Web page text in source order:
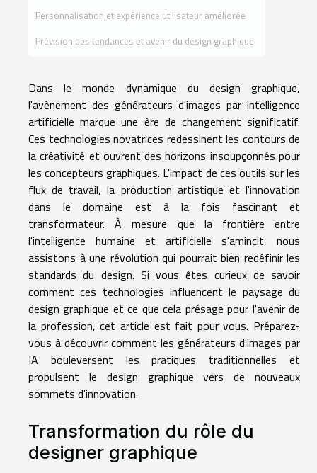
Personnalisation et expérience utilisateur améliorée
Prévision des tendances et avenir du design graphique
Dans le monde dynamique du design graphique,
l'avènement des générateurs d'images par intelligence
artificielle marque une ère de changement significatif.
Ces technologies novatrices redessinent les contours de
la créativité et ouvrent des horizons insoupçonnés pour
les concepteurs graphiques. L'impact de ces outils sur les
flux de travail, la production artistique et l'innovation
dans le domaine est à la fois fascinant et
transformateur. À mesure que la frontière entre
l'intelligence humaine et artificielle s'amincit, nous
assistons à une révolution qui pourrait bien redéfinir les
standards du design. Si vous êtes curieux de savoir
comment ces technologies influencent le paysage du
design graphique et ce que cela présage pour l'avenir de
la profession, cet article est fait pour vous. Préparez-
vous à découvrir comment les générateurs d'images par
IA bouleversent les pratiques traditionnelles et
propulsent le design graphique vers de nouveaux
sommets d'innovation.
Transformation du rôle du
designer graphique